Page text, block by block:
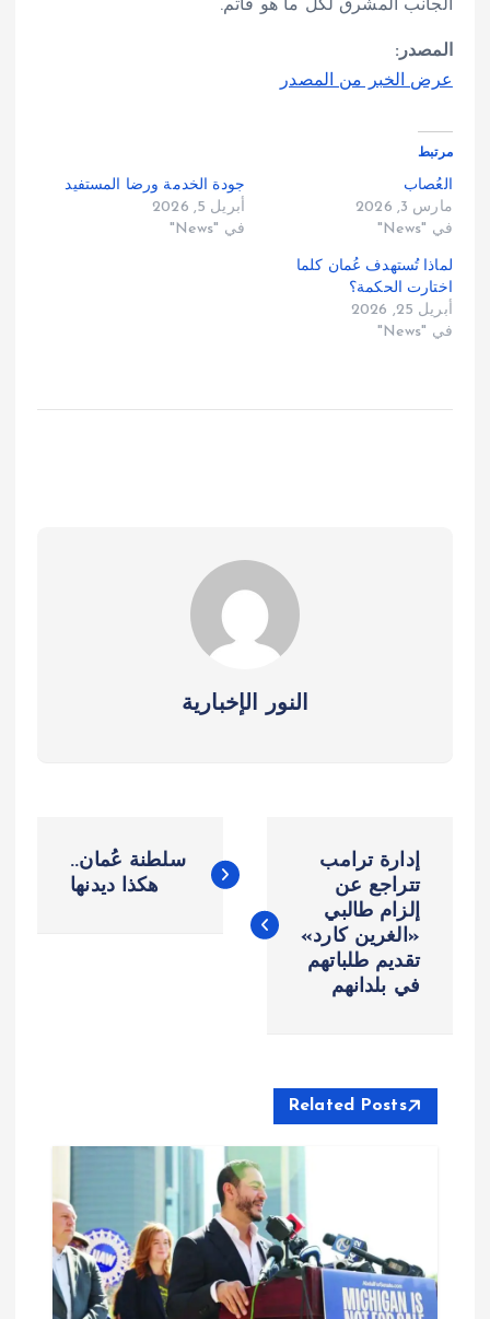
الجانب المشرق لكل ما هو قاتم.
المصدر:
عرض الخبر من المصدر
مرتبط
العُصاب
مارس 3, 2026
في "News"
جودة الخدمة ورضا المستفيد
أبريل 5, 2026
في "News"
لماذا تُستهدف عُمان كلما
اختارت الحكمة؟
أبريل 25, 2026
في "News"
النور الإخبارية
ص
إدارة ترامب
تتراجع عن
إلزام طالبي
«الغرين كارد»
تقديم طلباتهم
في بلدانهم
سلطنة عُمان..
هكذا ديدنها
Related Posts